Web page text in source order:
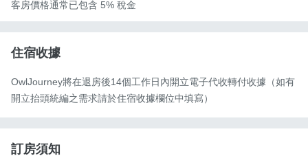
客房價格通常已包含 5% 稅金
住宿收據
OwlJourney將在退房後14個工作日內開立電子代收轉付收據（如有
開立抬頭統編之需求請於住宿收據欄位中填寫）
訂房須知